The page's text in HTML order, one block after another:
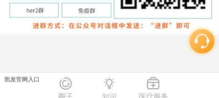
凯发官网入口
圈子 知识 医疗服务